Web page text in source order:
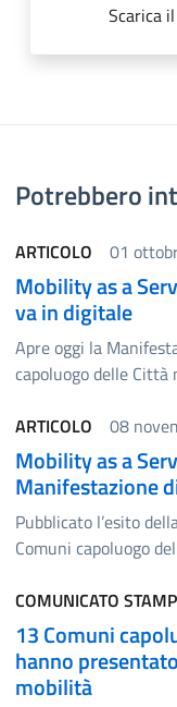
Scarica
Potrebbero
ARTICOLO 01
Mobility as a
va in digitale
Apre oggi la
capoluogo delle
ARTICOLO
08
Mobility as a
Manifestazione
Pubblicato l’esito
Comuni capoluogo
COMUNICATO
13 Comuni
hanno
mobilità